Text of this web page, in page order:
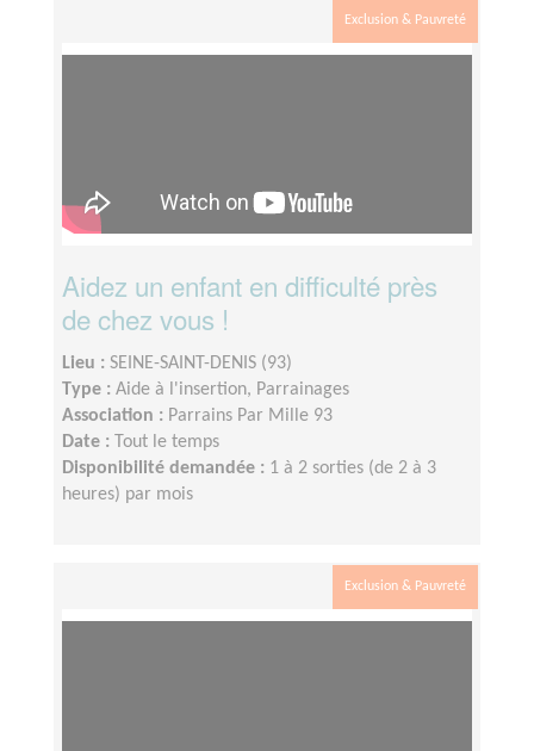
Exclusion & Pauvreté
Aidez un enfant en difficulté près
de chez vous !
Lieu : SEINE-SAINT-DENIS (93)
Type : Aide à l'insertion, Parrainages
Association : Parrains Par Mille 93
Date :
Tout le temps
Disponibilité demandée : 1 à 2 sorties (de 2 à 3
heures) par mois
Exclusion & Pauvreté